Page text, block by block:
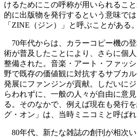
けるためにこの呼称が用いられるこ
的に出版物を発行するという意味で
「ZINE（ジン）」と呼ぶことがある。
70年代からは、カラーコピー機の
術が普及したことにより、さらに個
整備された。音楽・アート・ファッ
野で既存の価値観に対抗するサブカ
発展にファンジンが貢献。しだいに
らわれずに、一般の人々が自由に意
る。そのなかで、例えば現在も発行
グ・オン」は、当時ミニコミと呼ば
80年代、新たな雑誌の創刊が相次